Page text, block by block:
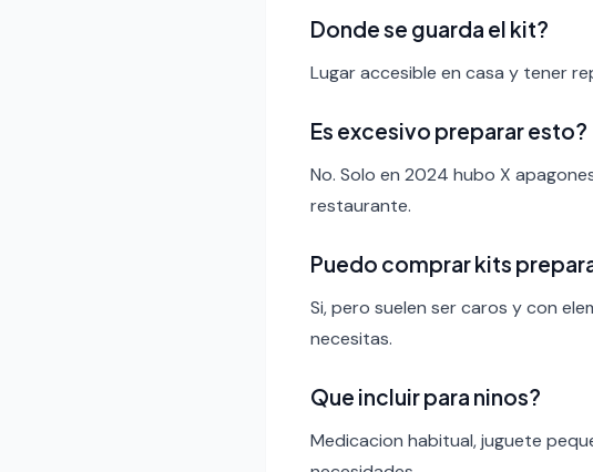
Donde se guarda el kit?
Lugar accesible en casa y tener
Es excesivo preparar esto?
No. Solo en 2024 hubo X
restaurante.
Puedo comprar kits
Si, pero suelen ser caros y con
necesitas.
Que incluir para ninos?
Medicacion habitual, juguete